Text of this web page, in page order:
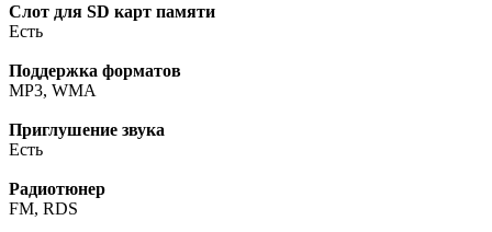
Слот для SD карт памяти
Есть
Поддержка форматов
MP3, WMA
Приглушение звука
Есть
Радиотюнер
FM, RDS